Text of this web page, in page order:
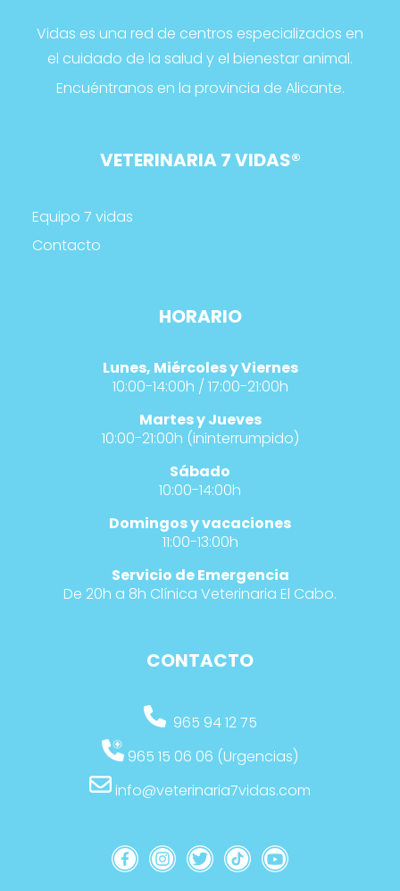
Vidas es una red de centros especializados en
el cuidado de la salud y el bienestar animal.
Encuéntranos en la provincia de Alicante.
VETERINARIA 7 VIDAS®
Equipo 7 vidas
Contacto
HORARIO
Lunes, Miércoles y Viernes
10:00-14:00h / 17:00-21:00h
Martes y Jueves
10:00-21:00h (ininterrumpido)
Sábado
10:00-14:00h
Domingos y vacaciones
11:00-13:00h
Servicio de Emergencia
De 20h a 8h Clínica Veterinaria El Cabo.
CONTACTO
965 94 12 75
965 15 06 06 (Urgencias)
info@veterinaria7vidas.com